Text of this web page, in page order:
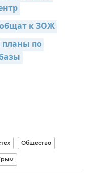
к ЗОЖ
планы по
Общество